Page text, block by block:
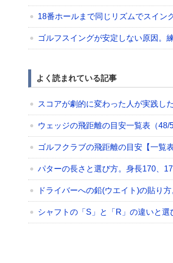
18番ホールまで同じリズムでスイン
ゴルフスイングが安定しない原因。
よく読まれている記事
スコアが劇的に変わった人が実践し
ウェッジの飛距離の目安一覧表（48/
ゴルフクラブの飛距離の目安【一覧表
パターの長さと選び方。身長170、
ドライバーへの鉛(ウエイト)の貼り
シャフトの「S」と「R」の違いと選